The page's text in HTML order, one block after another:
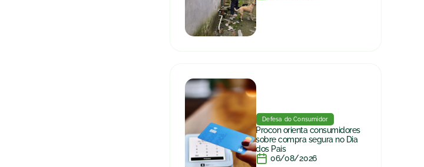
Defesa do Consumidor
Procon orienta consumidores
sobre compra segura no Dia
dos Pais
06/08/2026